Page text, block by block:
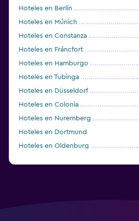
Hoteles en Berlín
Hoteles en Múnich
Hoteles en Constanza
Hoteles en Fráncfort
Hoteles en Hamburgo
Hoteles en Tubinga
Hoteles en Düsseldorf
Hoteles en Colonia
Hoteles en Nuremberg
Hoteles en Dortmund
Hoteles en Oldenburg